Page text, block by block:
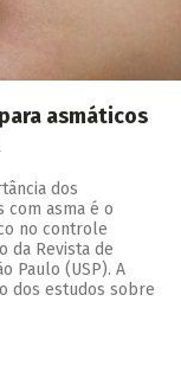
asmáticos
dos
asma é o
no controle
da Revista de
Paulo (USP). A
dos estudos sobre